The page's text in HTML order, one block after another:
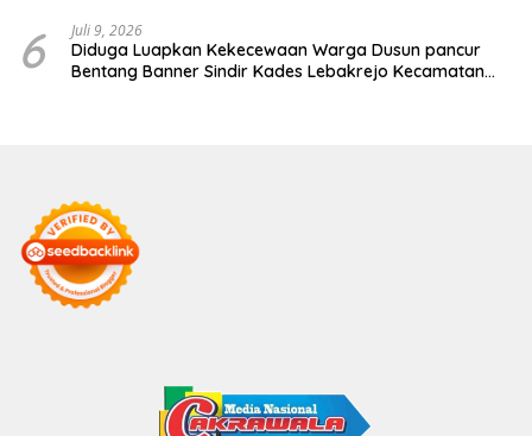
6 Juli 9, 2026
Diduga Luapkan Kekecewaan Warga Dusun pancur
Bentang Banner Sindir Kades Lebakrejo Kecamatan